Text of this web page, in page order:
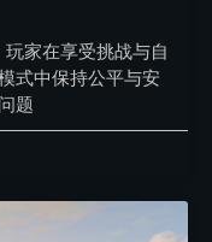
家在享受挑战与自
式中保持公平与安
题